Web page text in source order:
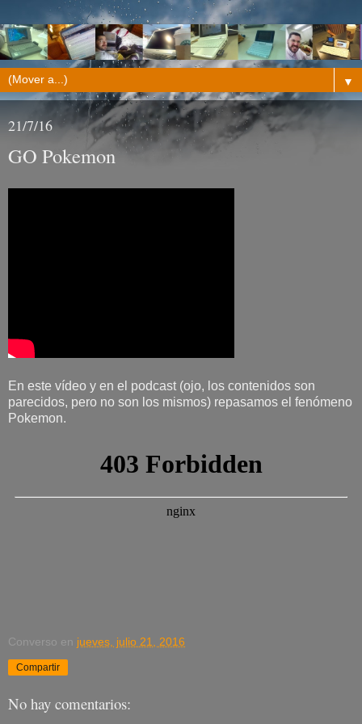
▼
21/7/16
GO Pokemon
En este vídeo y en el podcast (ojo, los contenidos son
parecidos, pero no son los mismos) repasamos el fenómeno
Pokemon.
Converso en jueves, julio 21, 2016
Compartir
No hay comentarios: